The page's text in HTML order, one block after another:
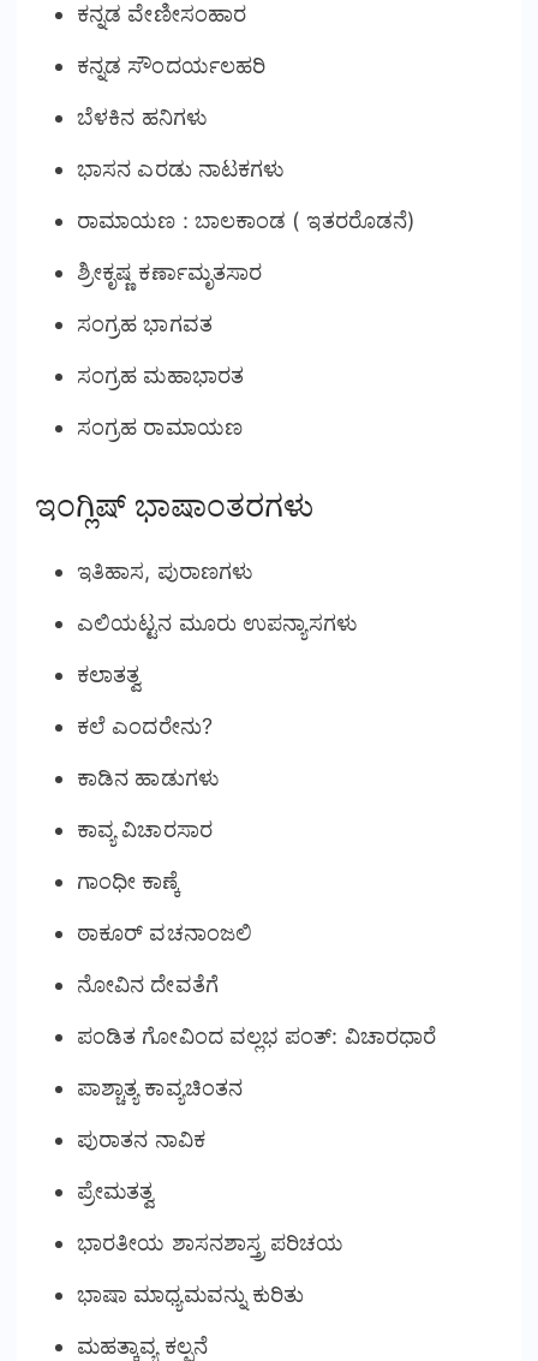
ಕನ್ನಡ ವೇಣೀಸಂಹಾರ
ಕನ್ನಡ ಸೌಂದರ್ಯಲಹರಿ
ಬೆಳಕಿನ ಹನಿಗಳು
ಭಾಸನ ಎರಡು ನಾಟಕಗಳು
ರಾಮಾಯಣ : ಬಾಲಕಾಂಡ ( ಇತರರೊಡನೆ)
ಶ್ರೀಕೃಷ್ಣ ಕರ್ಣಾಮೃತಸಾರ
ಸಂಗ್ರಹ ಭಾಗವತ
ಸಂಗ್ರಹ ಮಹಾಭಾರತ
ಸಂಗ್ರಹ ರಾಮಾಯಣ
ಇಂಗ್ಲಿಷ್ ಭಾಷಾಂತರಗಳು
ಇತಿಹಾಸ, ಪುರಾಣಗಳು
ಎಲಿಯಟ್ಟನ ಮೂರು ಉಪನ್ಯಾಸಗಳು
ಕಲಾತತ್ವ
ಕಲೆ ಎಂದರೇನು?
ಕಾಡಿನ ಹಾಡುಗಳು
ಕಾವ್ಯ ವಿಚಾರಸಾರ
ಗಾಂಧೀ ಕಾಣ್ಕೆ
ಠಾಕೂರ್ ವಚನಾಂಜಲಿ
ನೋವಿನ ದೇವತೆಗೆ
ಪಂಡಿತ ಗೋವಿಂದ ವಲ್ಲಭ ಪಂತ್: ವಿಚಾರಧಾರೆ
ಪಾಶ್ಚಾತ್ಯ ಕಾವ್ಯಚಿಂತನ
ಪುರಾತನ ನಾವಿಕ
ಪ್ರೇಮತತ್ವ
ಭಾರತೀಯ ಶಾಸನಶಾಸ್ತ್ರ ಪರಿಚಯ
ಭಾಷಾ ಮಾಧ್ಯಮವನ್ನು ಕುರಿತು
ಮಹತ್ಕಾವ್ಯ ಕಲ್ಪನೆ